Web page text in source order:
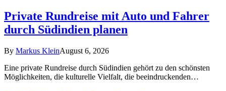
Private Rundreise mit Auto und Fahrer
durch Südindien planen
By Markus KleinAugust 6, 2026
Eine private Rundreise durch Südindien gehört zu den schönsten
Möglichkeiten, die kulturelle Vielfalt, die beeindruckenden…